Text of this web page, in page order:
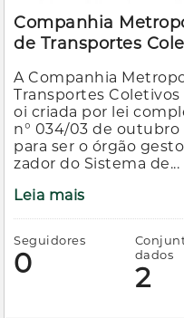
Companhia
de Transportes
A Companhia
Transportes Coletivos
oi criada por lei
n° 034/03 de outubro
para ser o órgão
zador do Sistema de...
Leia mais
Seguidores
0
dados
2